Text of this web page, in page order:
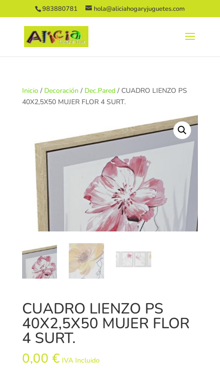
983880781 hola@aliciahogaryjuguetes.com
Inicio/ Decoración / Dec.Pared/ CUADRO LIENZO PS
40X2,5X50 MUJER FLOR 4 SURT.
CUADRO LIENZO PS
40X2,5X50 MUJER FLOR
4 SURT.
0,00 € IVA Incluido